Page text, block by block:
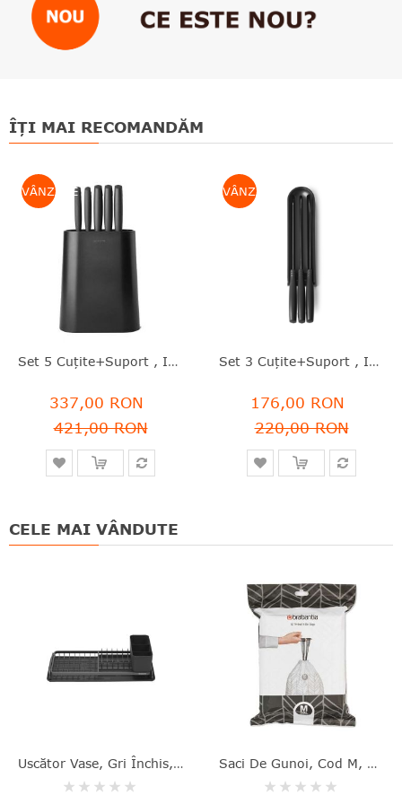
ÎȚI MAI RECOMANDĂM
VÂNZARE
Set 5 Cuţite+suport , Inox+plastic, Negru, 33.5x18.9x8.9 Cm, Tasty Plus, Brabantia - 8710755123061
337,00 RON
421,00 RON
VÂNZARE
Set 3 Cuţite+suport , Inox+plastic, Negru, 35.5x9x6.3 Cm, Tasty Plus, Brabantia - 8710755123023
176,00 RON
220,00 RON
CELE MAI VÂNDUTE
Uscător Vase, Gri Închis, Aluminiu+plastic, 46.3x20x12.6 Cm, Brabantia - 8710755117268
Rating:
Saci De Gunoi, Cod M, 40 Bucăţi, 60 L, Brabantia - 8710755138829
Rating: